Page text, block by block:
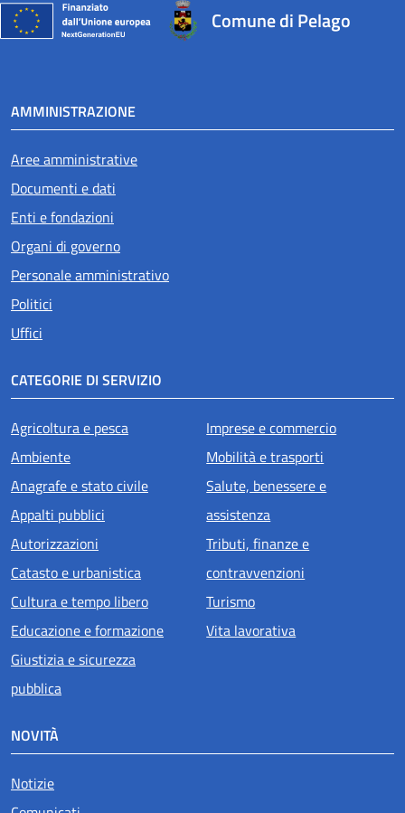
Comune di Pelago
AMMINISTRAZIONE
Aree amministrative
Documenti e dati
Enti e fondazioni
Organi di governo
Personale amministrativo
Politici
Uffici
CATEGORIE DI SERVIZIO
Agricoltura e pesca
Ambiente
Anagrafe e stato civile
Appalti pubblici
Autorizzazioni
Catasto e urbanistica
Cultura e tempo libero
Educazione e formazione
Giustizia e sicurezza
pubblica
Imprese e commercio
Mobilità e trasporti
Salute, benessere e
assistenza
Tributi, finanze e
contravvenzioni
Turismo
Vita lavorativa
NOVITÀ
Notizie